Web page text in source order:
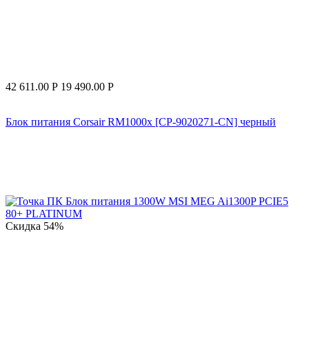
42 611.00 Р 19 490.00 Р
Блок питания Corsair RM1000x [CP-9020271-CN] черный
Скидка 54%